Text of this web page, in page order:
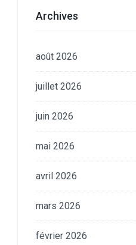
Archives
août 2026
juillet 2026
juin 2026
mai 2026
avril 2026
mars 2026
février 2026